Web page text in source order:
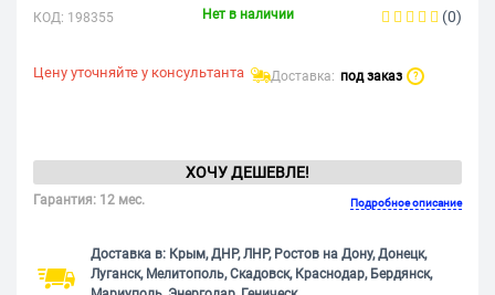
КОД: 198355 Нет в наличии (0)
Цену уточняйте у консультанта Доставка: под заказ ?
ХОЧУ ДЕШЕВЛЕ!
Гарантия: 12 мес. Подробное описание
Доставка в: Крым, ДНР, ЛНР, Ростов на Дону, Донецк,
Луганск, Мелитополь, Скадовск, Краснодар, Бердянск,